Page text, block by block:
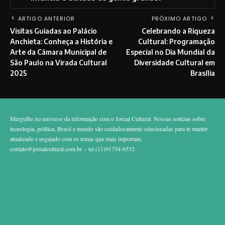
ARTIGO ANTERIOR
Visitas Guiadas ao Palácio
Anchieta: Conheça a História e
Arte da Câmara Municipal de
São Paulo na Virada Cultural
2025
PRÓXIMO ARTIGO
Celebrando a Riqueza
Cultural: Programação
Especial no Dia Mundial da
Diversidade Cultural em
Brasília
Mergulhe no universo da informação com o Jornal Cultural. Nossas notícias sobre
tecnologia, política, Brasil e mundo são cuidadosamente selecionadas para te manter
atualizado e engajado com os temas que mais importam.
contato@jornalcultural.com.br – tel.(11)91754-6532